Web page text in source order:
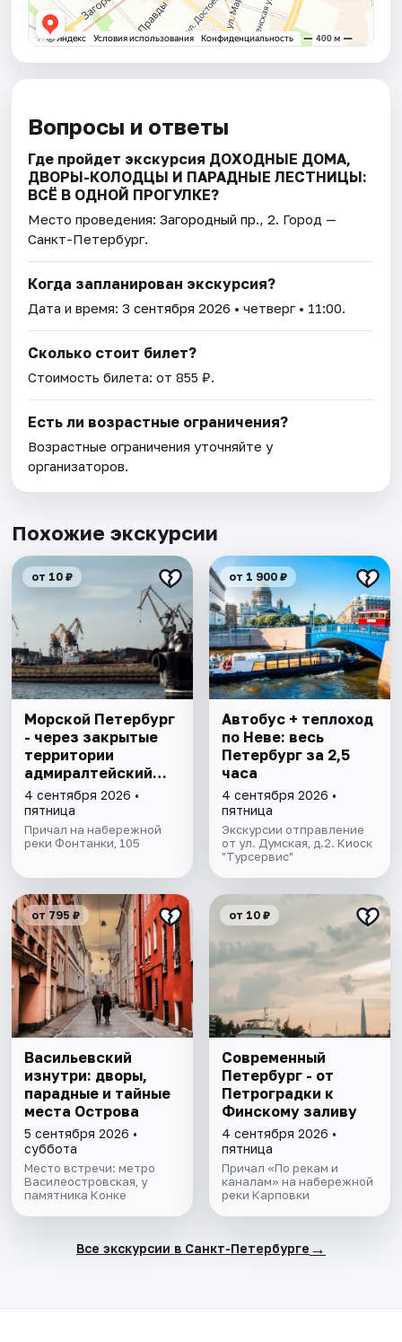
Вопросы и ответы
Где пройдет экскурсия ДОХОДНЫЕ ДОМА,
ДВОРЫ-КОЛОДЦЫ И ПАРАДНЫЕ ЛЕСТНИЦЫ:
ВСЁ В ОДНОЙ ПРОГУЛКЕ?
Место проведения:Загородный пр., 2. Город —
Санкт-Петербург.
Когда запланирован экскурсия?
Дата и время:3 сентября 2026 • четверг • 11:00.
Сколько стоит билет?
Стоимость билета: от 855 ₽.
Есть ли возрастные ограничения?
Возрастные ограничения уточняйте у
организаторов.
Похожие экскурсии
от 10 ₽
Морской Петербург
- через закрытые
территории
адмиралтейский
верфей
4 сентября 2026 •
пятница
Причал на набережной
реки Фонтанки, 105
от 1 900 ₽
Автобус + теплоход
по Неве: весь
Петербург за 2,5
часа
4 сентября 2026 •
пятница
Экскурсии отправление
от ул. Думская, д.2. Киоск
"Турсервис"
от 795 ₽
Васильевский
изнутри: дворы,
парадные и тайные
места Острова
5 сентября 2026 •
суббота
Место встречи: метро
Василеостровская, у
памятника Конке
от 10 ₽
Современный
Петербург - от
Петроградки к
Финскому заливу
4 сентября 2026 •
пятница
Причал «По рекам и
каналам» на набережной
реки Карповки
Все экскурсии в Санкт-Петербурге →